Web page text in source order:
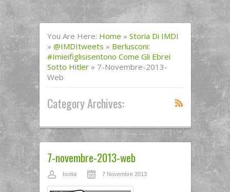
You Are Here: Home » Storia Di IMDI
» @IMDItweets » Berlusconi:
#imieifiglisisentono Come Gli Ebrei
Sotto Hitler » 7-Novembre-2013-
Web
Category Archives:
7-novembre-2013-web
Isotta 7 Novembre 2013